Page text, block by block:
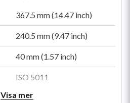
367.5 mm (14.47 inch)
240.5 mm (9.47 inch)
40 mm (1.57 inch)
ISO 5011
PSD
Visa mer